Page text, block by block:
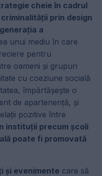
cheie în cadrul
prin design
a
unui mediu în care
pentru
oameni și grupuri
cu coeziune socială
împărtășește o
de apartenență, și
pozitive între
instituții precum școli
poate fi promovată
și evenimente care să